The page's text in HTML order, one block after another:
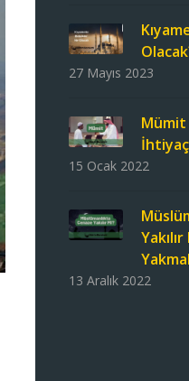
27 Mayıs 2023
Mümit
15 Ocak 2022
13 Aralık 2022